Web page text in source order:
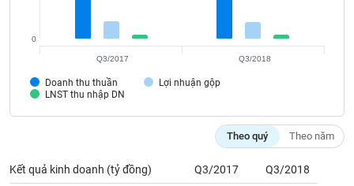
Doanh thu thuần
Lợi nhuận gộp
LNST thu nhập DN
0
Q3/2017 Q3/2018
Theo quý Theo năm
Kết quả kinh doanh (tỷ đồng) Q3/2017 Q3/2018
tức
Bài
(-)